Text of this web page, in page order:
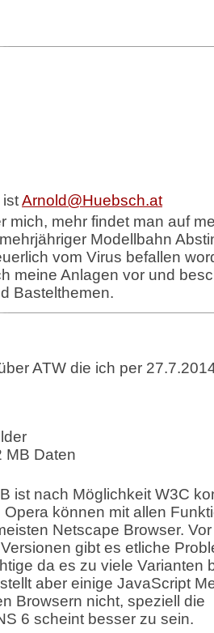
istArnold@Huebsch.at
mich, mehr findet man auf
Modellbahn
vom Virus befallen
meine Anlagen vor und
Bastelthemen.
ATW die ich per
MB Daten
ist nach Möglichkeit W3C
Opera können mit allen
Netscape Browser.
gibt es etliche
da es zu viele Varianten
aber einige JavaScript
Browsern nicht, speziell die
6 scheint besser zu sein.